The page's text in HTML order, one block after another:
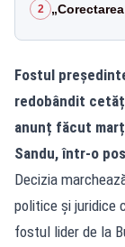
2
Fostul
redobândit
anunț făcut
Sandu, într-o
Decizia
politice și juridice
fostul lider de la